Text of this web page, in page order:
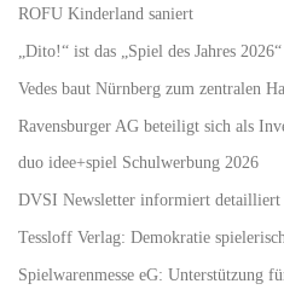
ROFU Kinderland saniert
„Dito!“ ist das „Spiel des Jahres 2026“
Vedes baut Nürnberg zum zentralen
Ravensburger AG beteiligt sich als
duo idee+spiel Schulwerbung 2026
DVSI Newsletter informiert detailliert
Tessloff Verlag: Demokratie
Spielwarenmesse eG: Unterstützung